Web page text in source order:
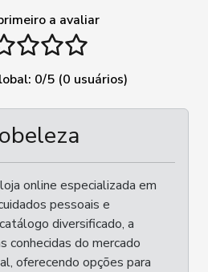
a avaliar
4 stars
3 stars
2 stars
stars
0/5 (0 usuários)
online especializada em
pessoais e
diversificado, a
conhecidas do mercado
oferecendo opções para